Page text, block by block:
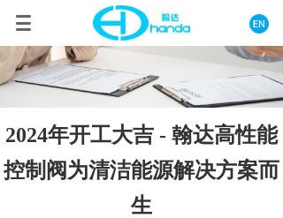
2024年开工大吉 - 翰达高性能
控制阀为清洁能源解决方案而
生